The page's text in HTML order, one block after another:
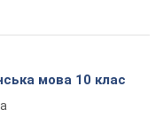
мова 10 клас